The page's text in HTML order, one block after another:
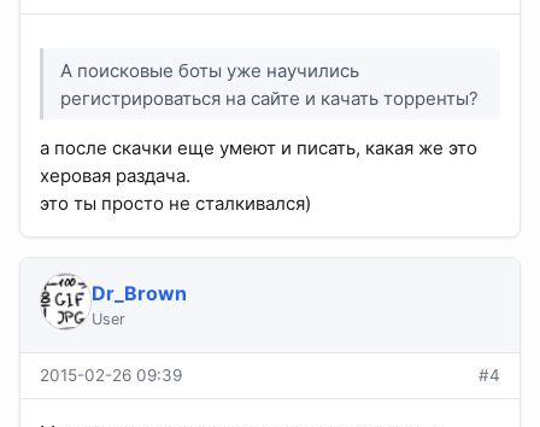
А поисковые боты уже научились
регистрироваться на сайте и качать торренты?
а после скачки еще умеют и писать, какая же это
херовая раздача.
это ты просто не сталкивался)
Dr_Brown
User
2015-02-26 09:39 #4